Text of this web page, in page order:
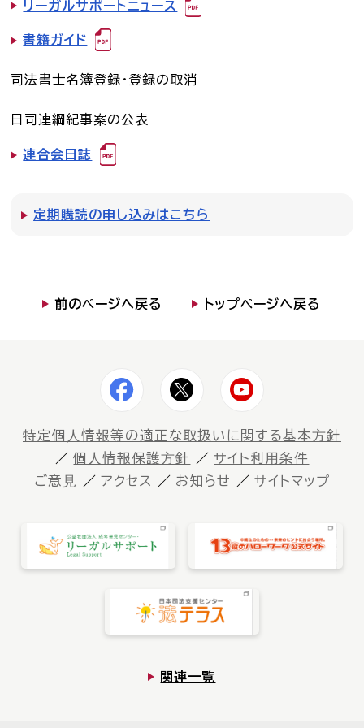
リーガルサポートニュース
書籍ガイド
司法書士名簿登録・登録の取消
日司連綱紀事案の公表
連合会日誌
定期購読の申し込みはこちら
前のページへ戻る トップページへ戻る
特定個⼈情報等の適正な取扱いに関する基本⽅針
個⼈情報保護⽅針
サイト利⽤条件
ご意⾒
アクセス お知らせ サイトマップ
関連一覧